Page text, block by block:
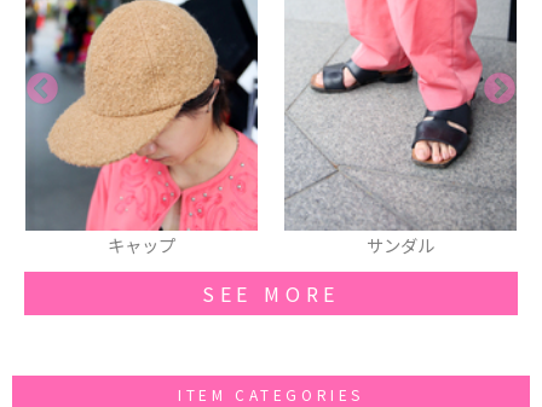
サンダル サングラス
SEE MORE
ITEM CATEGORIES